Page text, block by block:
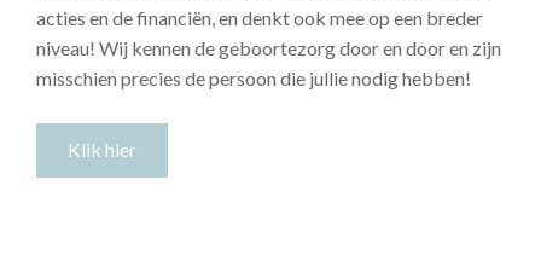
acties en de financiën, en denkt ook mee op een breder
niveau! Wij kennen de geboortezorg door en door en zijn
misschien precies de persoon die jullie nodig hebben!
Klik hier